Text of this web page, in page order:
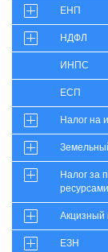
ЕНП
НДФЛ
ИНПС
ЕСП
Налог на
Налог за
ресурсами
Акцизный
ЕЗН